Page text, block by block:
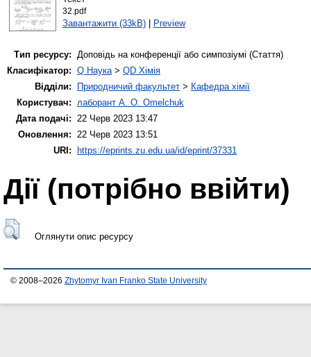
32.pdf
Завантажити (33kB)| Preview
Тип ресурсу: Доповідь на конференції або симпозіумі (Стаття)
Класифікатор: Q Наука> QD Хімія
Відділи:
Природничий факультет > Кафедра хімії
Користувач: лаборант A. O. Omelchuk
Дата подачі: 22 Черв 2023 13:47
Оновлення: 22 Черв 2023 13:51
URI:
https://eprints.zu.edu.ua/id/eprint/37331
Дії ​​(потрібно ввійти)
Оглянути опис ресурсу
© 2008–2026 Zhytomyr Ivan Franko State University